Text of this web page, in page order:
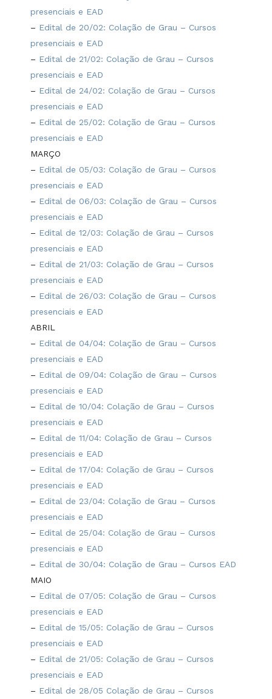
presenciais e EAD
– Edital de 20/02: Colação de Grau – Cursos
presenciais e EAD
– Edital de 21/02: Colação de Grau – Cursos
presenciais e EAD
– Edital de 24/02: Colação de Grau – Cursos
presenciais e EAD
– Edital de 25/02: Colação de Grau – Cursos
presenciais e EAD
MARÇO
– Edital de 05/03: Colação de Grau – Cursos
presenciais e EAD
– Edital de 06/03: Colação de Grau – Cursos
presenciais e EAD
– Edital de 12/03: Colação de Grau – Cursos
presenciais e EAD
– Edital de 21/03: Colação de Grau – Cursos
presenciais e EAD
– Edital de 26/03: Colação de Grau – Cursos
presenciais e EAD
ABRIL
– Edital de 04/04: Colação de Grau – Cursos
presenciais e EAD
– Edital de 09/04: Colação de Grau – Cursos
presenciais e EAD
– Edital de 10/04: Colação de Grau – Cursos
presenciais e EAD
– Edital de 11/04: Colação de Grau – Cursos
presenciais e EAD
– Edital de 17/04: Colação de Grau – Cursos
presenciais e EAD
– Edital de 23/04: Colação de Grau – Cursos
presenciais e EAD
– Edital de 25/04: Colação de Grau – Cursos
presenciais e EAD
– Edital de 30/04: Colação de Grau – Cursos EAD
MAIO
– Edital de 07/05: Colação de Grau – Cursos
presenciais e EAD
– Edital de 15/05: Colação de Grau – Cursos
presenciais e EAD
– Edital de 21/05: Colação de Grau – Cursos
presenciais e EAD
– Edital de 28/05 Colação de Grau – Cursos